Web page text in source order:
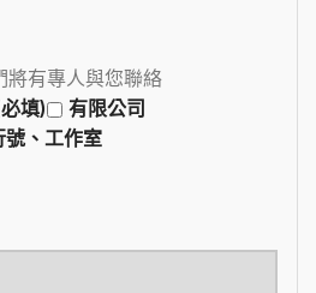
將有專人與您聯絡
填)
有限公司
號、工作室